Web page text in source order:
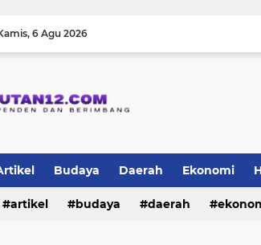
6 Agu 2026
Budaya Daerah Ekonomi
Politik TNI-Polri sosial
artikel budaya daerah